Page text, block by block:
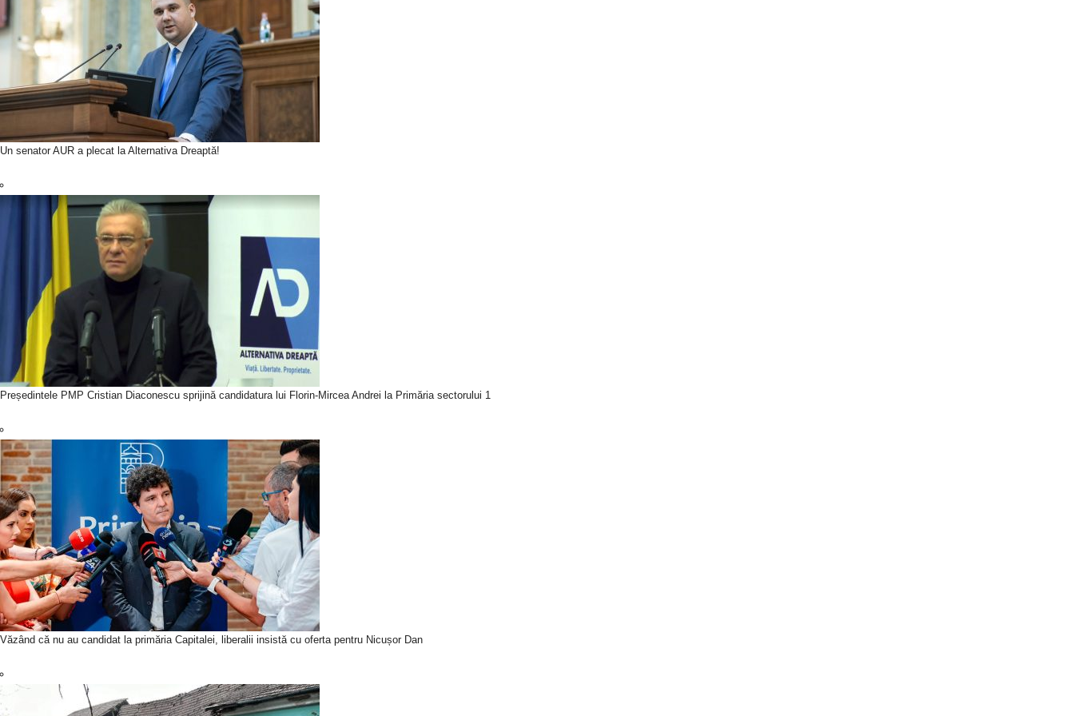
Un senator AUR a plecat la Alternativa Dreaptă!
Președintele PMP Cristian Diaconescu sprijină candidatura lui Florin-Mircea Andrei la Primăria sectorului 1
Văzând că nu au candidat la primăria Capitalei, liberalii insistă cu oferta pentru Nicușor Dan